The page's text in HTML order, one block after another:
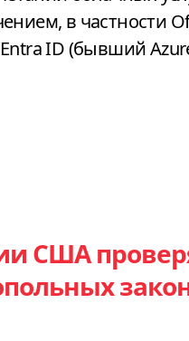
в частности
ID (бывший
США